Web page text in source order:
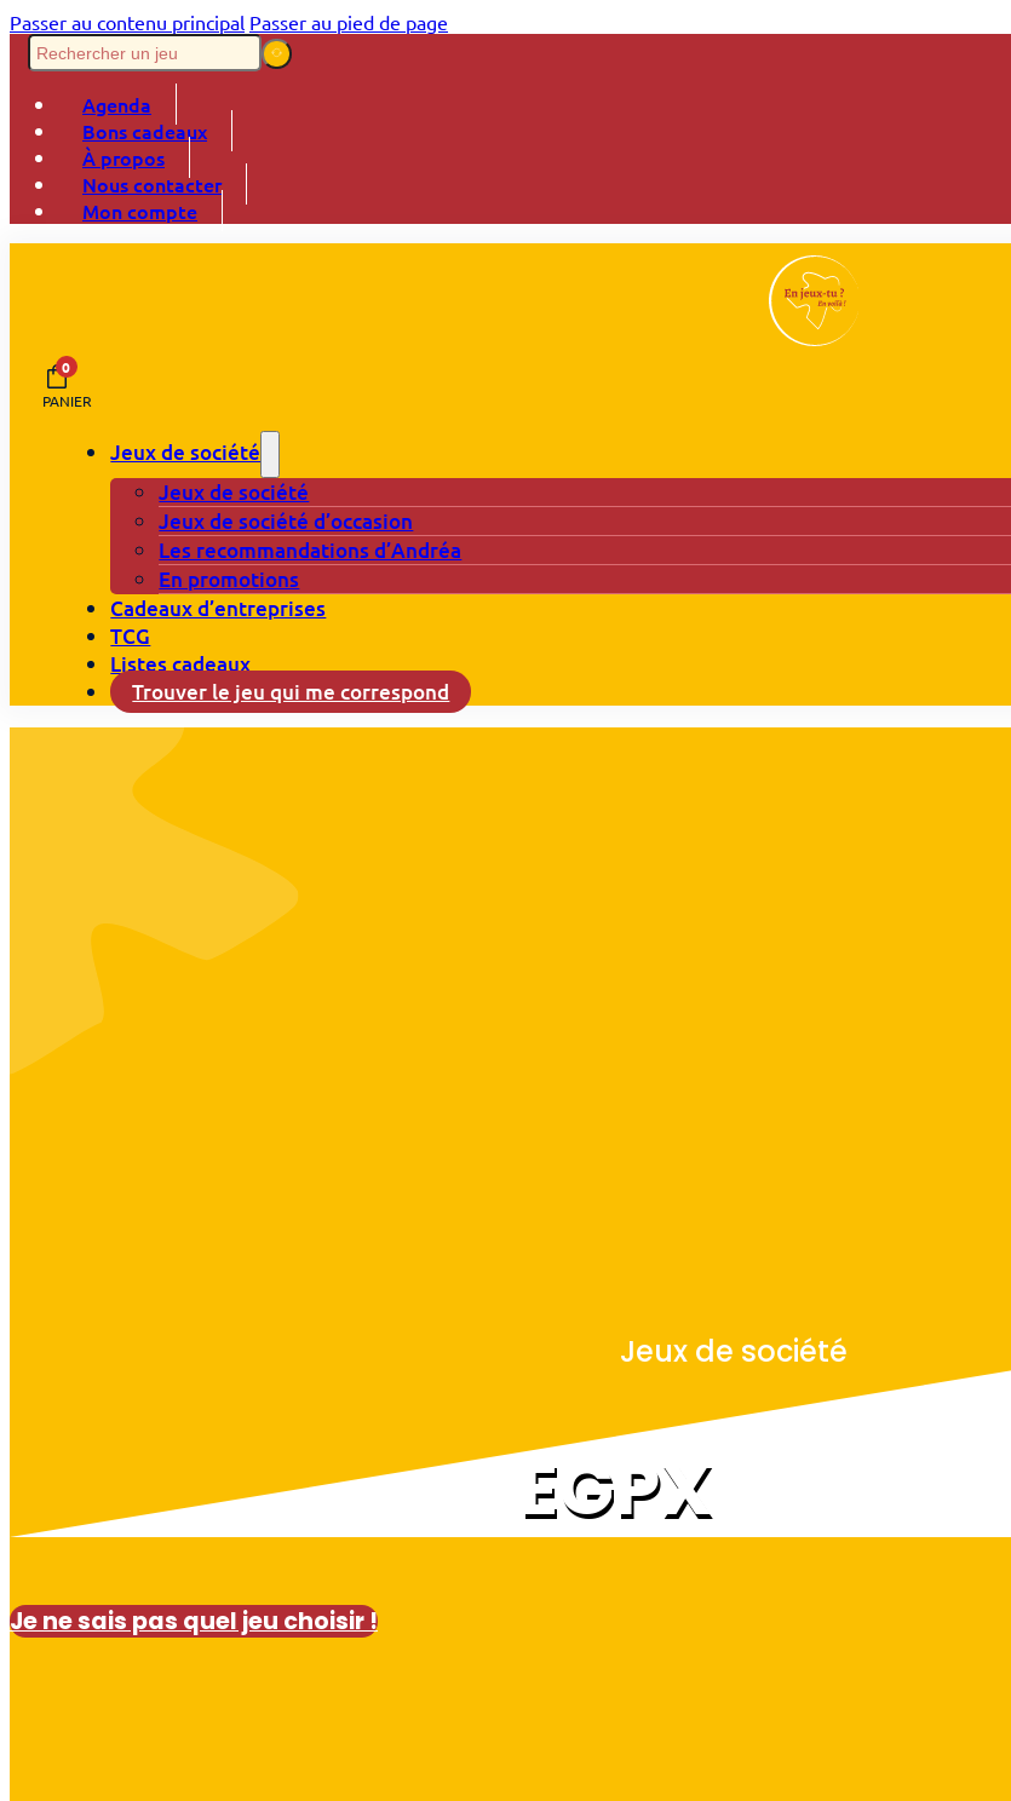
Passer au contenu principal Passer au pied de page
Agenda
Bons cadeaux
À propos
Nous contacter
Mon compte
0
PANIER
Jeux de société
Jeux de société
Jeux de société d’occasion
Les recommandations d’Andréa
En promotions
Cadeaux d’entreprises
TCG
Listes cadeaux
Trouver le jeu qui me correspond
Jeux de société
EGPX
Je ne sais pas quel jeu choisir !